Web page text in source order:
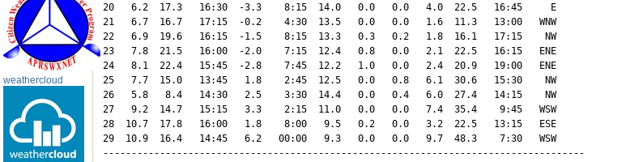
weathercloud
20   6.2  17.3   16:30  -3.3    8:15  14.0   0.0   0.0   4.0  22.5   16:45     E
21   6.7  16.7   17:15  -0.2    4:30  13.5   0.0   0.0   1.6  11.3   13:00   WNW
22   6.9  19.6   16:15  -1.5    8:15  13.3   0.3   0.2   1.8  16.1   17:15    NW
23   7.8  21.5   16:00  -2.0    7:15  12.4   0.8   0.0   2.1  22.5   16:15   ENE
24   8.1  22.4   15:45  -2.8    7:45  12.2   1.0   0.0   2.4  20.9   19:00   ENE
25   7.7  15.0   13:45   1.8    2:45  12.5   0.0   0.8   6.1  30.6   15:30    NW
26   5.8   8.4   14:30   2.5    3:30  14.4   0.0   0.4   6.0  27.4   14:15    NW
27   9.2  14.7   15:15   3.3    2:15  11.0   0.0   0.0   7.4  35.4    9:45   WSW
28  10.7  17.8   16:00   1.8    8:00   9.5   0.2   0.0   3.2  22.5   13:15   ESE
29  10.9  16.4   14:45   6.2   00:00   9.3   0.0   0.0   9.7  48.3    7:30   WSW
-------------------------------------------------------------------------------------